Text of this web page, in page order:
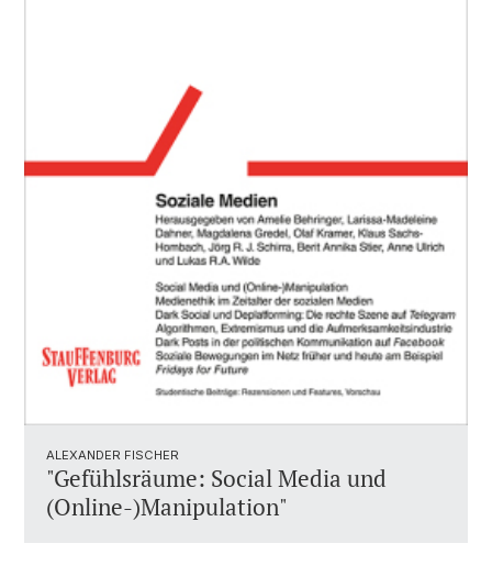
ALEXANDER FISCHER
"Gefühlsräume: Social Media und
(Online-)Manipulation"